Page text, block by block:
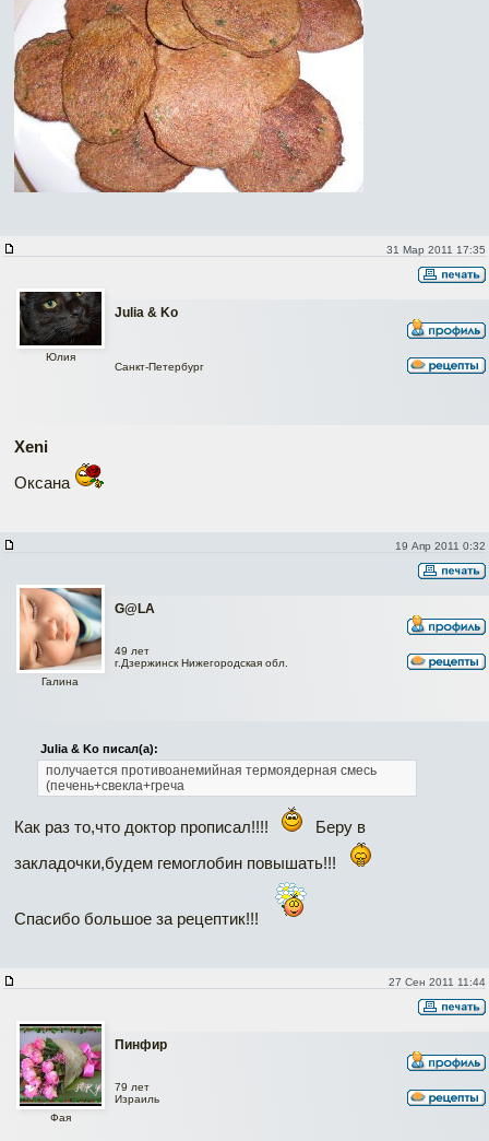
31 Мар 2011 17:35
Julia & Ko
Юлия
Санкт-Петербург
Xeni
Оксана
19 Апр 2011 0:32
G@LA
Галина
49 лет
г.Дзержинск Нижегородская обл.
Julia & Ko писал(а):
получается противоанемийная термоядерная смесь
(печень+свекла+греча
Как раз то,что доктор прописал!!!!
Беру в
закладочки,будем гемоглобин повышать!!!
Спасибо большое за рецептик!!!
27 Сен 2011 11:44
Пинфир
Фая
79 лет
Израиль